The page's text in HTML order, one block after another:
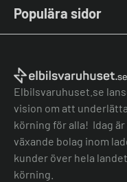
Stolpar & Fästen
Portabla Laddare
Övriga tillbehör
Kontakta oss
Vanliga frågor & svar
El-lexikon
Installation
Grön teknik bidrag
Lastbalansering
Köpvillkor
Köpvillkor batteri
Felanmälan
Populära sidor
Elbilsladdare företag
Laddbox bäst i test
Bilmärken
Jämför laddboxar
Jämför hembatterier
Elbilsvaruhuset.se
vision om att
körning för alla! Idag
växande bolag inom
kunder över hela
körning.